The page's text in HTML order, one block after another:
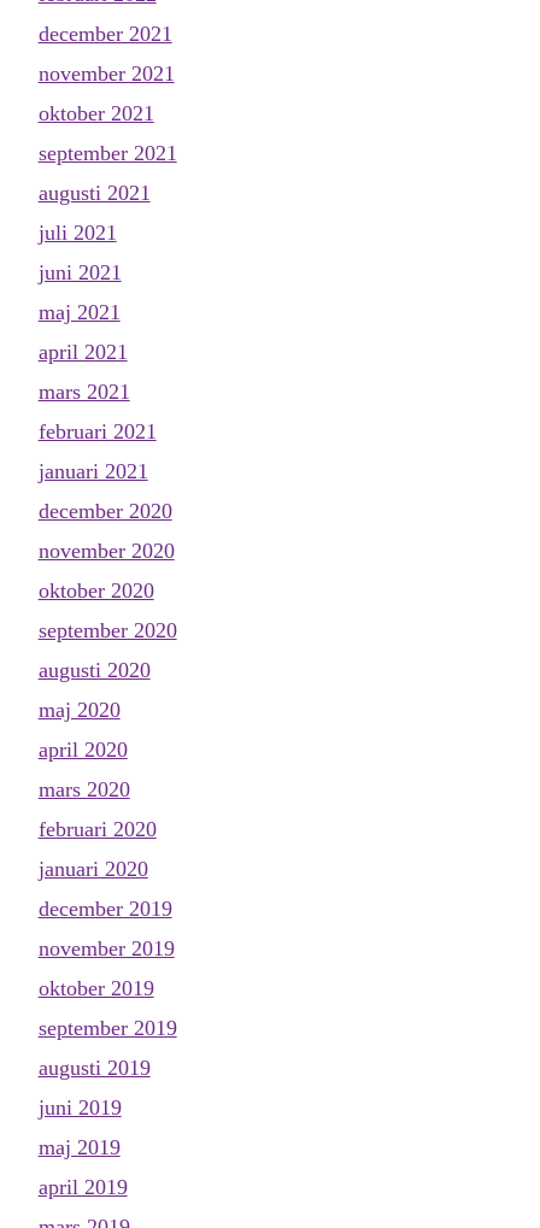
december 2021
november 2021
oktober 2021
september 2021
augusti 2021
juli 2021
juni 2021
maj 2021
april 2021
mars 2021
februari 2021
januari 2021
december 2020
november 2020
oktober 2020
september 2020
augusti 2020
maj 2020
april 2020
mars 2020
februari 2020
januari 2020
december 2019
november 2019
oktober 2019
september 2019
augusti 2019
juni 2019
maj 2019
april 2019